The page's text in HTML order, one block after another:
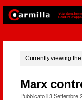
Currently viewing the
Marx
Pubblicato il3 Settembre